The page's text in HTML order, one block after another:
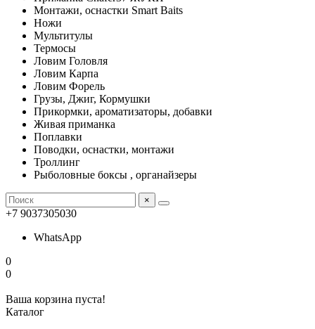
Монтажи, оснастки Smart Baits
Ножи
Мультитулы
Термосы
Ловим Головля
Ловим Карпа
Ловим Форель
Грузы, Джиг, Кормушки
Прикормки, ароматизаторы, добавки
Живая приманка
Поплавки
Поводки, оснастки, монтажи
Троллинг
Рыболовные боксы , органайзеры
×
+7 9037305030
WhatsApp
0
0
Ваша корзина пуста!
Каталог